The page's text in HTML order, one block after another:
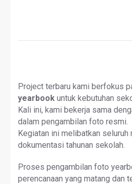
Project terbaru kami berfokus
yearbook untuk kebutuhan
Kali ini, kami bekerja sama
dalam pengambilan foto resmi.
Kegiatan ini melibatkan seluruh
dokumentasi tahunan sekolah.
Proses pengambilan foto
perencanaan yang matang dan